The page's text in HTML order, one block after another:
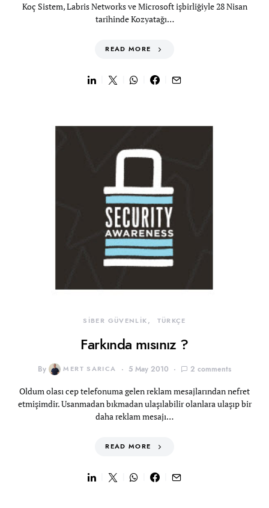
Koç Sistem, Labris Networks ve Microsoft işbirliğiyle 28 Nisan
tarihinde Kozyatağı…
READ MORE
SİBER GÜVENLİK TÜRKÇE
Farkında mısınız ?
By MERT SARICA 5 May 2010 2 comments
Oldum olası cep telefonuma gelen reklam mesajlarından nefret
etmişimdir. Usanmadan bıkmadan ulaşılabilir olanlara ulaşıp bir
daha reklam mesajı…
READ MORE